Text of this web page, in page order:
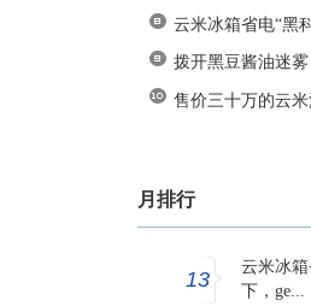
云米冰箱省电“黑
拨开黑豆酱油迷
售价三十万的云
月排行
13
云米冰
下，ge...